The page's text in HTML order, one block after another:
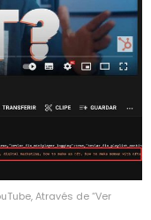
Através de “Ver